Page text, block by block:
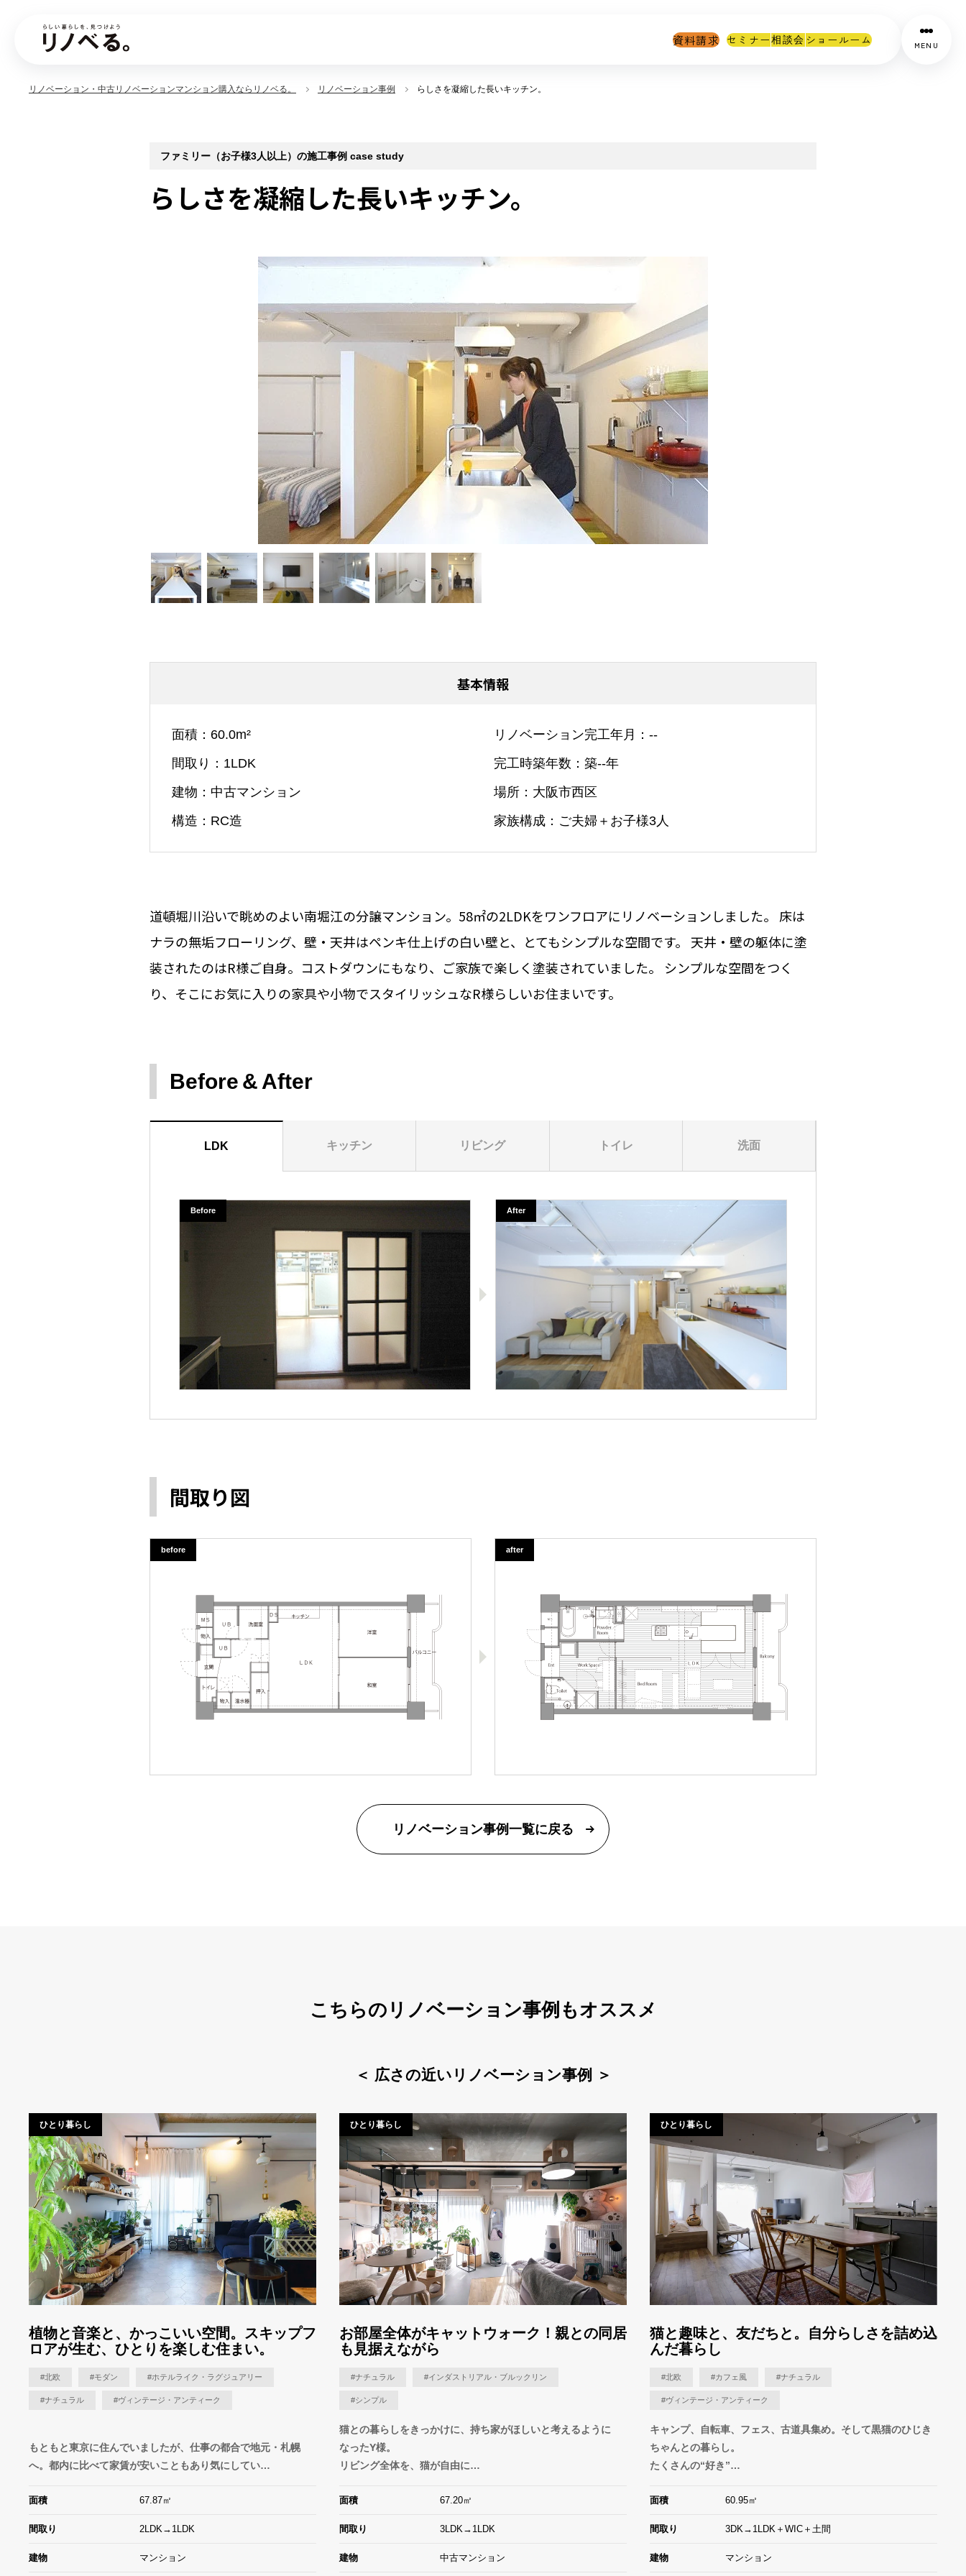
資料請求 セミナー 相談会 ショールーム MENU
リノベーション・中古リノベーションマンション購入ならリノベる。 リノベーション事例 らしさを凝縮した長いキッチン。
ファミリー（お子様3人以上）の施工事例 case study
らしさを凝縮した長いキッチン。
道頓堀川沿いで眺めのよい南堀江の分譲マンション。58㎡の2LDKをワンフロアにリノベーションしました。 床は
ナラの無垢フローリング、壁・天井はペンキ仕上げの白い壁と、とてもシンプルな空間です。 天井・壁の躯体に塗
装されたのはR様ご自身。コストダウンにもなり、ご家族で楽しく塗装されていました。 シンプルな空間をつく
り、そこにお気に入りの家具や小物でスタイリッシュなR様らしいお住まいです。
基本情報
面積
60.0m²
間取り
1LDK
建物
中古マンション
構造
RC造
リノベーション完工年月
--
完工時築年数
築--年
場所
大阪市西区
家族構成
ご夫婦＋お子様3人
Before After
LDK キッチン リビング トイレ 洗面
間取り図
before after
リノベーション事例一覧に戻る
こちらのリノベーション事例もオススメ
＜ 広さの近いリノベーション事例 ＞
ひとり暮らし
植物と音楽と、かっこいい空間。スキップフ
ロアが生む、ひとりを楽しむ住まい。
#北欧 #モダン #ホテルライク・ラグジュアリー
#ナチュラル #ヴィンテージ・アンティーク
もともと東京に住んでいましたが、仕事の都合で地元・札幌
へ。都内に比べて家賃が安いこともあり気にしてい…
面積 67.87㎡
間取り 2LDK→1LDK
建物 マンション
ひとり暮らし
お部屋全体がキャットウォーク！親との同居
も見据えながら
#ナチュラル #インダストリアル・ブルックリン
#シンプル
猫との暮らしをきっかけに、持ち家がほしいと考えるように
なったY様。
リビング全体を、猫が自由に…
面積 67.20㎡
間取り 3LDK→1LDK
建物 中古マンション
ひとり暮らし
猫と趣味と、友だちと。自分らしさを詰め込
んだ暮らし
#北欧 #カフェ風 #ナチュラル
#ヴィンテージ・アンティーク
キャンプ、自転車、フェス、古道具集め。そして黒猫のひじき
ちゃんとの暮らし。
たくさんの“好き”…
面積 60.95㎡
間取り 3DK→1LDK＋WIC＋土間
建物 マンション